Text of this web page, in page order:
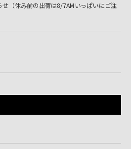
せ（休み前の出荷は8/7AMいっぱいにご注